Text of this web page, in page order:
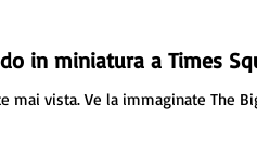
in miniatura a Times
mai vista. Ve la immaginate The